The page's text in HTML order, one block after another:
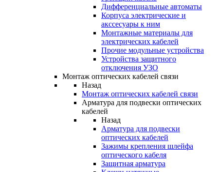
Дифференциальные автоматы
Корпуса электрические и
акссесуары к ним
Монтажные материалы для
электрических кабелей
Прочие модульные устройства
Устройства защитного
отключения УЗО
Монтаж оптических кабелей связи
Назад
Монтаж оптических кабелей связи
Арматура для подвески оптических
кабелей
Назад
Арматура для подвески
оптических кабелей
Зажимы крепления шлейфа
оптического кабеля
Защитная арматура